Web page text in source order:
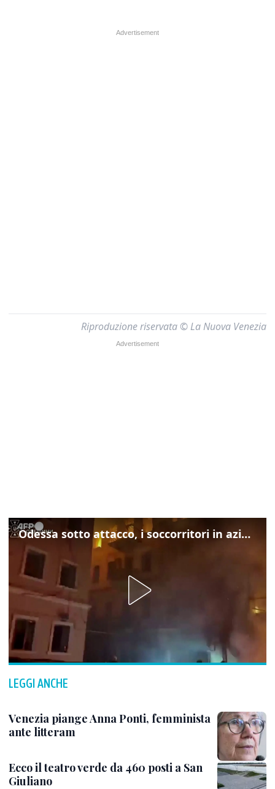
Riproduzione riservata © La Nuova Venezia
Odessa sotto attacco, i soccorritori in azione
LEGGI ANCHE
Venezia piange Anna Ponti, femminista
ante litteram
Ecco il teatro verde da 460 posti a San
Giuliano